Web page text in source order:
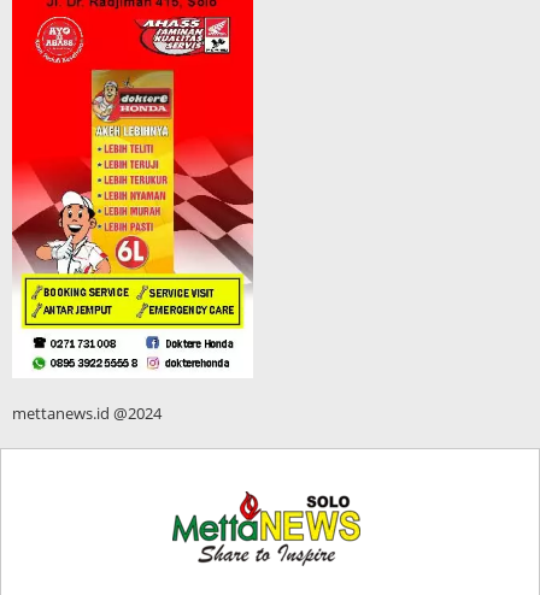
mettanews.id @2024